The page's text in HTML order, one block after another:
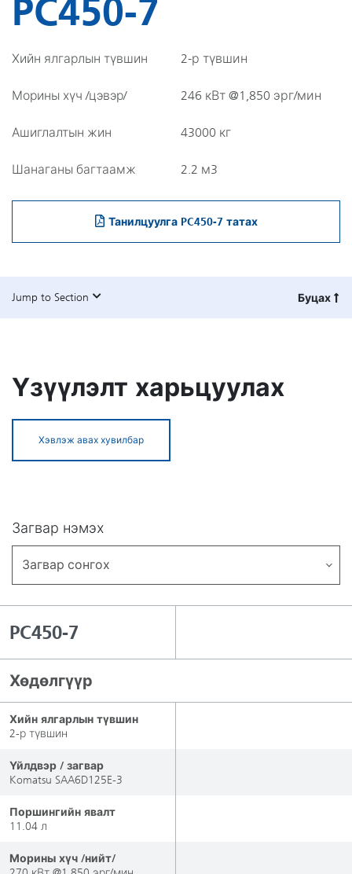
PC450-7
Хийн ялгарлын түвшин 2-р түвшин
Морины хүч /цэвэр/ 246 кВт @1,850 эрг/мин
Ашиглалтын жин 43000 кг
Шанаганы багтаамж 2.2 м3
Танилцуулга PC450-7 татах
Jump to Section Буцах
Үзүүлэлт харьцуулах
Хэвлэж авах хувилбар
Загвар нэмэх
Загвар сонгох
PC450-7
Хөдөлгүүр
Хийн ялгарлын түвшин
2-р түвшин
Үйлдвэр / загвар
Komatsu SAA6D125E-3
Поршингийн явалт
11.04 л
Морины хүч /нийт/